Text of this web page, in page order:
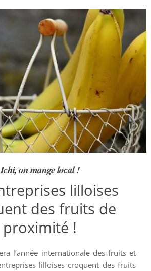
Ichi, on mange local !
lilloises
des fruits de
proximité !
l’année internationale des fruits et
lilloises croquent des fruits